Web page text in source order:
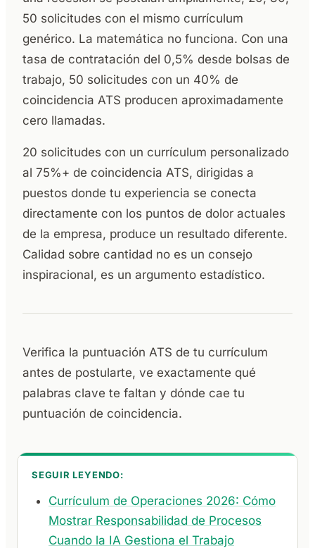
50 solicitudes con el mismo currículum
genérico. La matemática no funciona. Con una
tasa de contratación del 0,5% desde bolsas de
trabajo, 50 solicitudes con un 40% de
coincidencia ATS producen aproximadamente
cero llamadas.
20 solicitudes con un currículum personalizado
al 75%+ de coincidencia ATS, dirigidas a
puestos donde tu experiencia se conecta
directamente con los puntos de dolor actuales
de la empresa, produce un resultado diferente.
Calidad sobre cantidad no es un consejo
inspiracional, es un argumento estadístico.
Verifica la puntuación ATS de tu currículum
antes de postularte, ve exactamente qué
palabras clave te faltan y dónde cae tu
puntuación de coincidencia.
SEGUIR LEYENDO:
Currículum de Operaciones 2026: Cómo
Mostrar Responsabilidad de Procesos
Cuando la IA Gestiona el Trabajo